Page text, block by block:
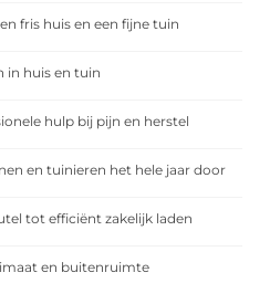
fris huis en een fijne tuin
in huis en tuin
hulp bij pijn en herstel
en tuinieren het hele jaar door
tot efficiënt zakelijk laden
en buitenruimte